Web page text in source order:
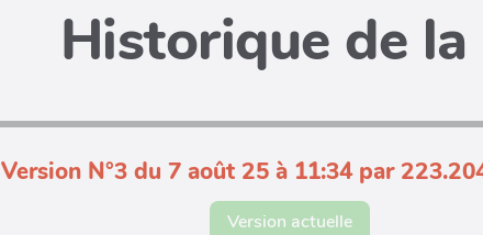
Historique de la
Version N°3 du 7 août 25 à 11:34 par
Version actuelle